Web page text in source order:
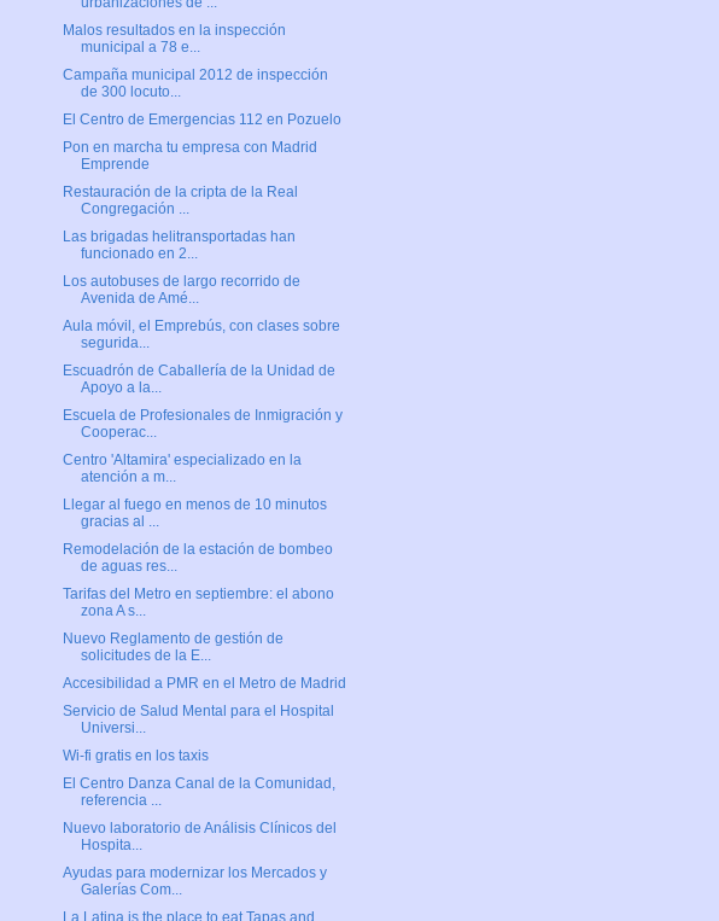
Malos resultados en la inspección
municipal a 78 e...
Campaña municipal 2012 de inspección
de 300 locuto...
El Centro de Emergencias 112 en Pozuelo
Pon en marcha tu empresa con Madrid
Emprende
Restauración de la cripta de la Real
Congregación ...
Las brigadas helitransportadas han
funcionado en 2...
Los autobuses de largo recorrido de
Avenida de Amé...
Aula móvil, el Emprebús, con clases sobre
segurida...
Escuadrón de Caballería de la Unidad de
Apoyo a la...
Escuela de Profesionales de Inmigración y
Cooperac...
Centro 'Altamira' especializado en la
atención a m...
Llegar al fuego en menos de 10 minutos
gracias al ...
Remodelación de la estación de bombeo
de aguas res...
Tarifas del Metro en septiembre: el abono
zona A s...
Nuevo Reglamento de gestión de
solicitudes de la E...
Accesibilidad a PMR en el Metro de Madrid
Servicio de Salud Mental para el Hospital
Universi...
Wi-fi gratis en los taxis
El Centro Danza Canal de la Comunidad,
referencia ...
Nuevo laboratorio de Análisis Clínicos del
Hospita...
Ayudas para modernizar los Mercados y
Galerías Com...